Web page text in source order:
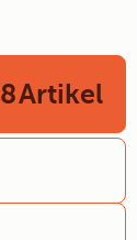
8Artikel